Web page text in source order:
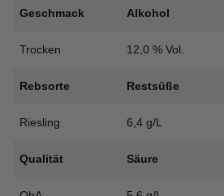
Geschmack Alkohol
Trocken 12,0 % Vol.
Rebsorte Restsüße
Riesling 6,4 g/L
Qualität Säure